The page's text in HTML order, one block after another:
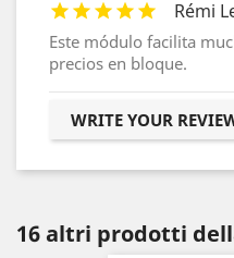
Rémi
Este módulo facilita
precios en bloque.
WRITE YOUR
16 altri prodotti